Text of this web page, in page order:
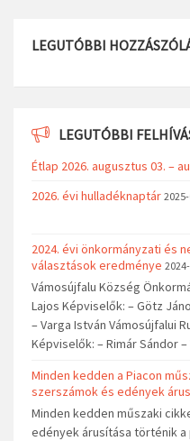
LEGUTÓBBI
LEGUTÓBBI
Étlap 2026. augusztus 03. –
2026. évi hulladéknaptár
2024. évi önkormányzati és
választások eredménye
Vámosújfalu Község
Lajos Képviselők: – Götz
– Varga István Vámosújfalui
Képviselők: – Rimár Sándor
Minden kedden a Piacon
szerszámok és edények
Minden kedden műszaki
edények árusítása történik